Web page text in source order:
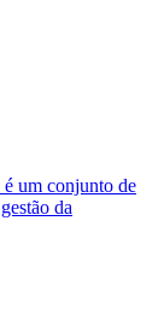
um conjunto de
da